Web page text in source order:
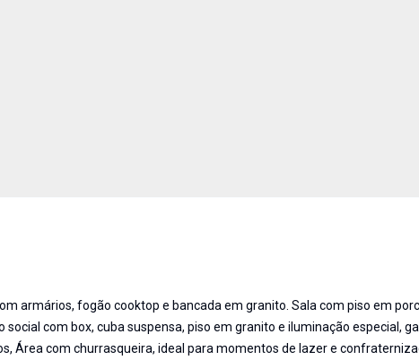
armários, fogão cooktop e bancada em granito. Sala com piso em
com box, cuba suspensa, piso em granito e iluminação especial,
Área com churrasqueira, ideal para momentos de lazer e